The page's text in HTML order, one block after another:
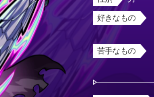
好きなもの
苦手なもの